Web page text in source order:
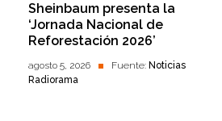
Sheinbaum presenta la
‘Jornada Nacional de
Reforestación 2026’
agosto 5, 2026 Fuente: Noticias
Radiorama